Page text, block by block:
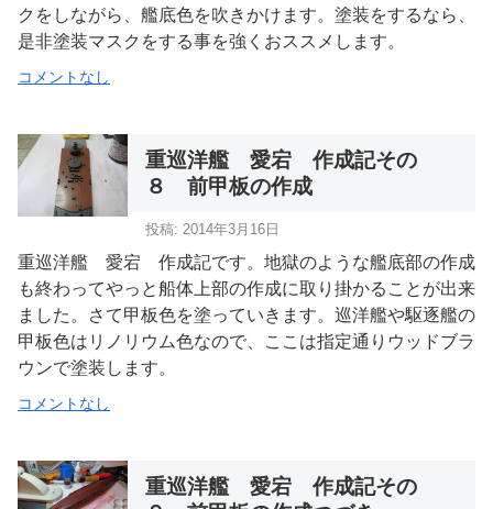
クをしながら、艦底色を吹きかけます。塗装をするなら、
是非塗装マスクをする事を強くおススメします。
コメントなし
重巡洋艦 愛宕 作成記その
８ 前甲板の作成
投稿: 2014年3月16日
重巡洋艦 愛宕 作成記です。地獄のような艦底部の作成
も終わってやっと船体上部の作成に取り掛かることが出来
ました。さて甲板色を塗っていきます。巡洋艦や駆逐艦の
甲板色はリノリウム色なので、ここは指定通りウッドブラ
ウンで塗装します。
コメントなし
重巡洋艦 愛宕 作成記その